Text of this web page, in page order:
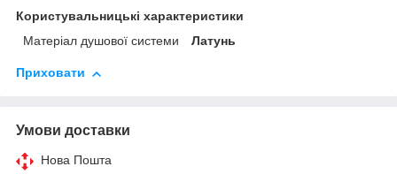
Користувальницькі характеристики
Матеріал душової системи
Латунь
Приховати
Умови доставки
Нова Пошта